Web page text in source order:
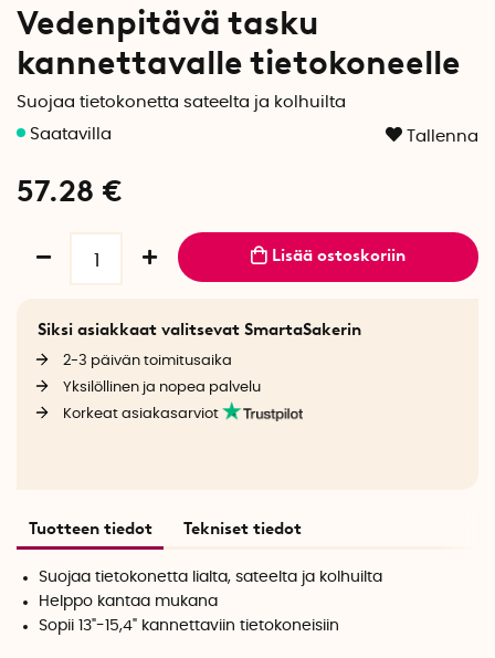
Vedenpitävä tasku
kannettavalle tietokoneelle
Suojaa tietokonetta sateelta ja kolhuilta
Tallenna
57.28 €
Lisää ostoskoriin
Siksi asiakkaat valitsevat SmartaSakerin
2-3 päivän toimitusaika
Yksilöllinen ja nopea palvelu
Korkeat asiakasarviot
Tuotteen tiedot Tekniset tiedot
Suojaa tietokonetta lialta, sateelta ja kolhuilta
Helppo kantaa mukana
Sopii 13"-15,4" kannettaviin tietokoneisiin